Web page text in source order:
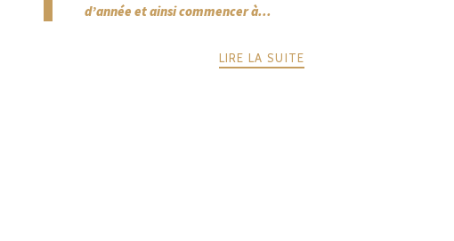
d’année et ainsi commencer à...
LIRE LA SUITE